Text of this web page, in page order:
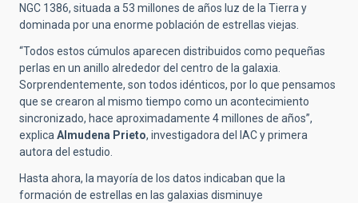
NGC 1386, situada a 53 millones de años luz de la Tierra y
dominada por una enorme población de estrellas viejas.
“Todos estos cúmulos aparecen distribuidos como pequeñas
perlas en un anillo alrededor del centro de la galaxia.
Sorprendentemente, son todos idénticos, por lo que pensamos
que se crearon al mismo tiempo como un acontecimiento
sincronizado, hace aproximadamente 4 millones de años”,
explicaAlmudena Prieto, investigadora del IAC y primera
autora del estudio.
Hasta ahora, la mayoría de los datos indicaban que la
formación de estrellas en las galaxias disminuye